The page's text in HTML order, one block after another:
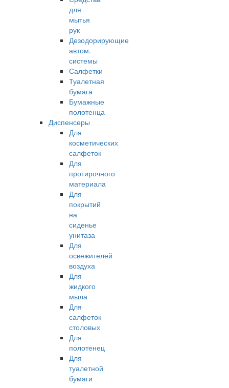
для
мытья
рук
Дезодорирующие
автом.
системы
Салфетки
Туалетная
бумага
Бумажные
полотенца
Диспенсеры
Для
косметических
салфеток
Для
протирочного
материала
Для
покрытий
на
сиденье
унитаза
Для
освежителей
воздуха
Для
жидкого
мыла
Для
салфеток
столовых
Для
полотенец
Для
туалетной
бумаги